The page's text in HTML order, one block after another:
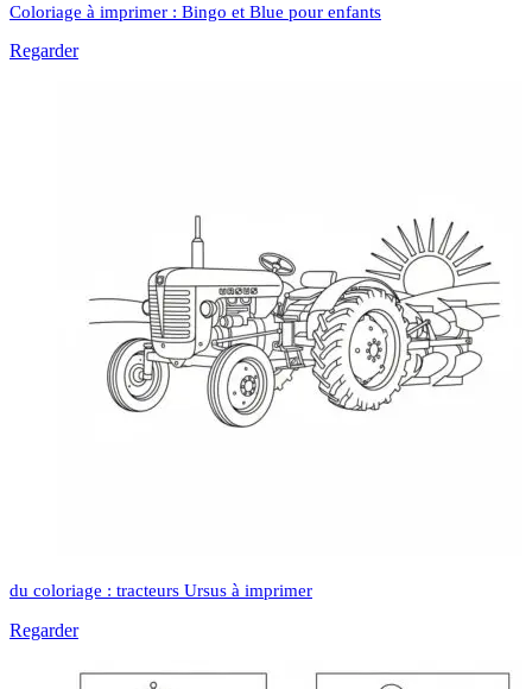
Coloriage à imprimer : Bingo et Blue pour enfants
Regarder
du coloriage : tracteurs Ursus à imprimer
Regarder